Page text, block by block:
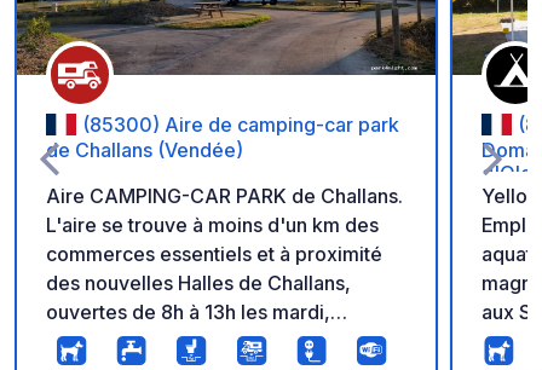
(85300) Aire de camping-car park
de Challans (Vendée)
Aire CAMPING-CAR PARK de Challans.
L'aire se trouve à moins d'un km des
commerces essentiels et à proximité
des nouvelles Halles de Challans,
ouvertes de 8h à 13h les mardi,
mercredi, vendredi, samedi et
aux